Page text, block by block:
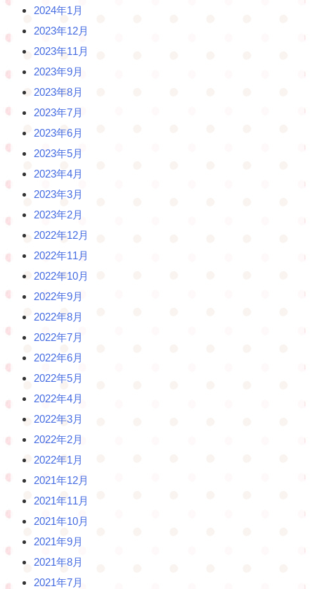
2024年1月
2023年12月
2023年11月
2023年9月
2023年8月
2023年7月
2023年6月
2023年5月
2023年4月
2023年3月
2023年2月
2022年12月
2022年11月
2022年10月
2022年9月
2022年8月
2022年7月
2022年6月
2022年5月
2022年4月
2022年3月
2022年2月
2022年1月
2021年12月
2021年11月
2021年10月
2021年9月
2021年8月
2021年7月